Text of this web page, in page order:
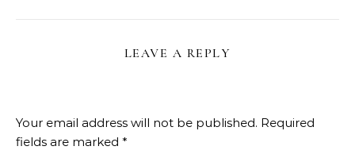
LEAVE A REPLY
Your email address will not be published. Required
fields are marked *